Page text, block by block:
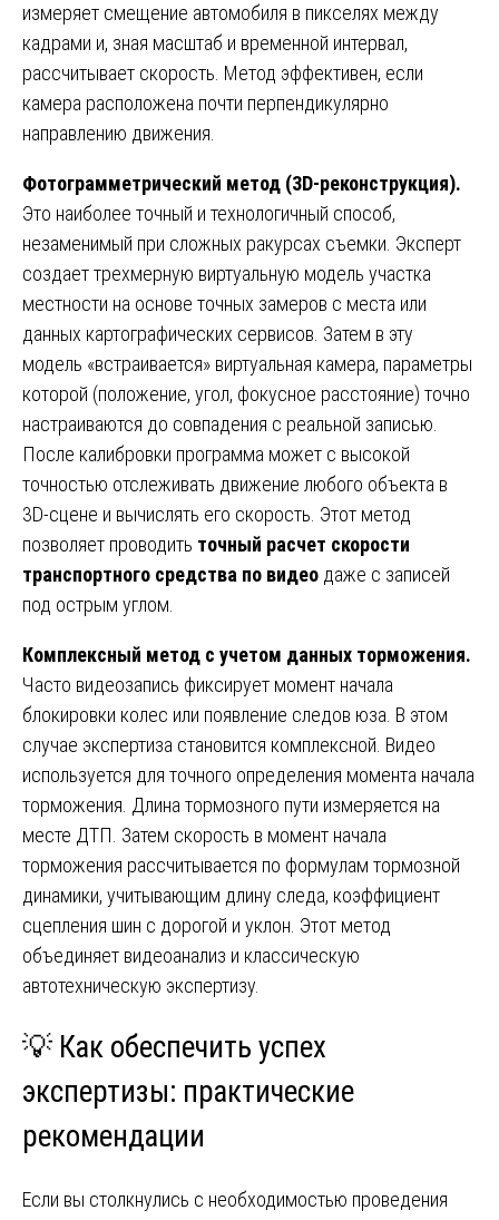
измеряет смещение автомобиля в пикселях между
кадрами и, зная масштаб и временной интервал,
рассчитывает скорость. Метод эффективен, если
камера расположена почти перпендикулярно
направлению движения.
Фотограмметрический метод (3D-реконструкция).
Это наиболее точный и технологичный способ,
незаменимый при сложных ракурсах съемки. Эксперт
создает трехмерную виртуальную модель участка
местности на основе точных замеров с места или
данных картографических сервисов. Затем в эту
модель «встраивается» виртуальная камера, параметры
которой (положение, угол, фокусное расстояние) точно
настраиваются до совпадения с реальной записью.
После калибровки программа может с высокой
точностью отслеживать движение любого объекта в
3D-сцене и вычислять его скорость. Этот метод
позволяет проводить точный расчет скорости
транспортного средства по видео даже с записей
под острым углом.
Комплексный метод с учетом данных торможения.
Часто видеозапись фиксирует момент начала
блокировки колес или появление следов юза. В этом
случае экспертиза становится комплексной. Видео
используется для точного определения момента начала
торможения. Длина тормозного пути измеряется на
месте ДТП. Затем скорость в момент начала
торможения рассчитывается по формулам тормозной
динамики, учитывающим длину следа, коэффициент
сцепления шин с дорогой и уклон. Этот метод
объединяет видеоанализ и классическую
автотехническую экспертизу.
💡 Как обеспечить успех
экспертизы: практические
рекомендации
Если вы столкнулись с необходимостью проведения